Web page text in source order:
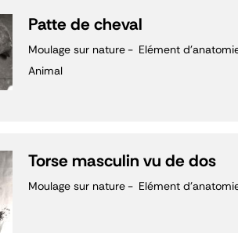
Patte de cheval
Moulage sur nature
Elément
Animal
Torse masculin vu de dos
Moulage sur nature Elément